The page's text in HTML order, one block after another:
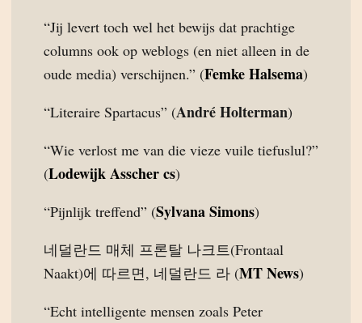
“Jij levert toch wel het bewijs dat prachtige
columns ook op weblogs (en niet alleen in de
oude media) verschijnen.” (Femke Halsema)
“Literaire Spartacus” (André Holterman)
“Wie verlost me van die vieze vuile tiefuslul?”
(Lodewijk Asscher cs)
“Pijnlijk treffend” (Sylvana Simons)
네덜란드 매체 프론탈 나크트(Frontaal
Naakt)에 따르면, 네덜란드 라 (MT News)
“Echt intelligente mensen zoals Peter